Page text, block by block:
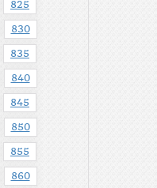
825
830
835
840
845
850
855
860